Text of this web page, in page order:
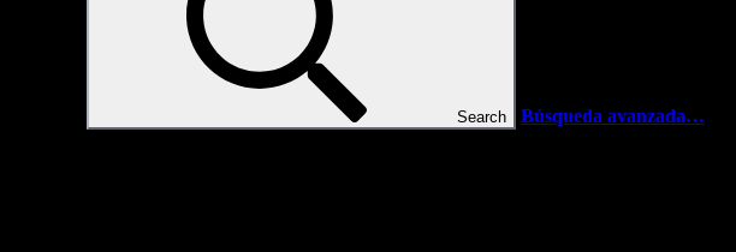
Search Búsqueda avanzada…